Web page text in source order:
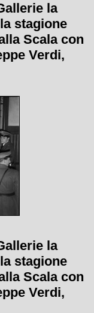
la
stagione
Scala con
Verdi,
la
stagione
Scala con
Verdi,